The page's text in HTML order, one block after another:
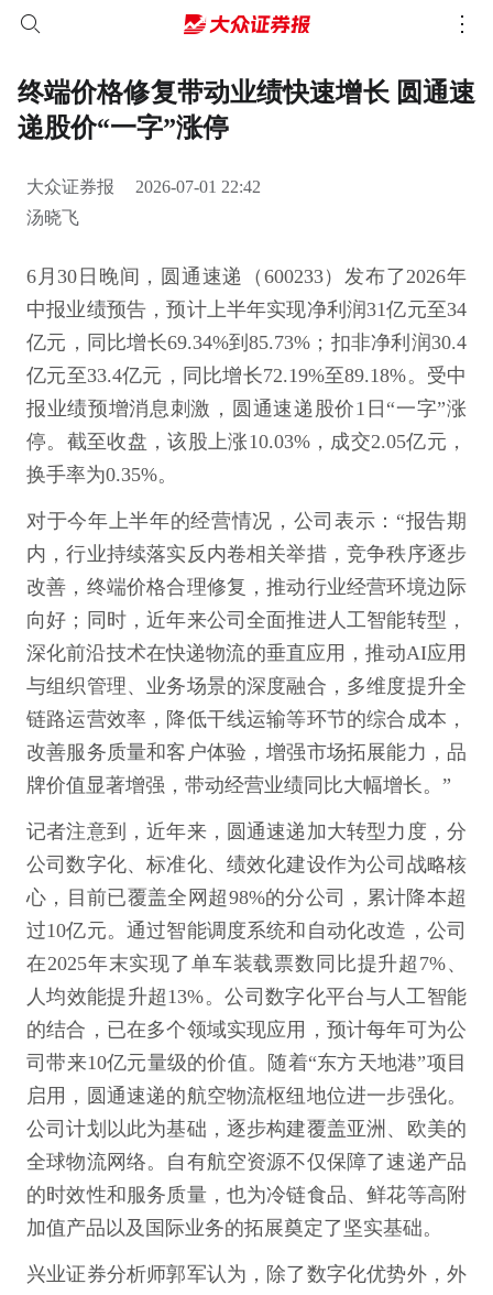
终端价格修复带动业绩快速增长 圆通速
递股价“一字”涨停
大众证券报
2026-07-01 22:42
汤晓飞
6月30日晚间，圆通速递（600233）发布了2026年
中报业绩预告，预计上半年实现净利润31亿元至34
亿元，同比增长69.34%到85.73%；扣非净利润30.4
亿元至33.4亿元，同比增长72.19%至89.18%。受中
报业绩预增消息刺激，圆通速递股价1日“一字”涨
停。截至收盘，该股上涨10.03%，成交2.05亿元，
换手率为0.35%。
对于今年上半年的经营情况，公司表示：“报告期
内，行业持续落实反内卷相关举措，竞争秩序逐步
改善，终端价格合理修复，推动行业经营环境边际
向好；同时，近年来公司全面推进人工智能转型，
深化前沿技术在快递物流的垂直应用，推动AI应用
与组织管理、业务场景的深度融合，多维度提升全
链路运营效率，降低干线运输等环节的综合成本，
改善服务质量和客户体验，增强市场拓展能力，品
牌价值显著增强，带动经营业绩同比大幅增长。”
记者注意到，近年来，圆通速递加大转型力度，分
公司数字化、标准化、绩效化建设作为公司战略核
心，目前已覆盖全网超98%的分公司，累计降本超
过10亿元。通过智能调度系统和自动化改造，公司
在2025年末实现了单车装载票数同比提升超7%、
人均效能提升超13%。公司数字化平台与人工智能
的结合，已在多个领域实现应用，预计每年可为公
司带来10亿元量级的价值。随着“东方天地港”项目
启用，圆通速递的航空物流枢纽地位进一步强化。
公司计划以此为基础，逐步构建覆盖亚洲、欧美的
全球物流网络。自有航空资源不仅保障了速递产品
的时效性和服务质量，也为冷链食品、鲜花等高附
加值产品以及国际业务的拓展奠定了坚实基础。
兴业证券分析师郭军认为，除了数字化优势外，外